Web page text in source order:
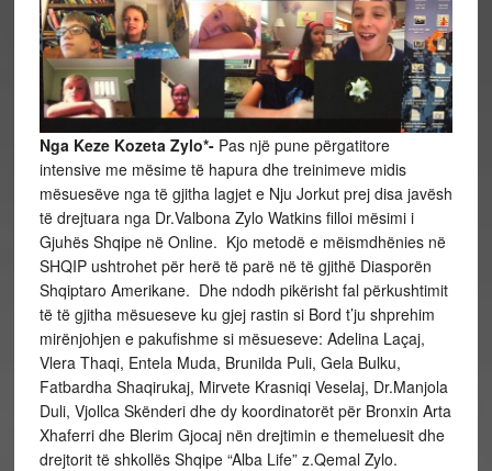
Nga Keze Kozeta Zylo*- Pas një pune përgatitore
intensive me mësime të hapura dhe treinimeve midis
mësuesëve nga të gjitha lagjet e Nju Jorkut prej disa javësh
të drejtuara nga Dr.Valbona Zylo Watkins filloi mësimi i
Gjuhës Shqipe në Online. Kjo metodë e mëismdhënies në
SHQIP ushtrohet për herë të parë në të gjithë Diasporën
Shqiptaro Amerikane. Dhe ndodh pikërisht fal përkushtimit
të të gjitha mësueseve ku gjej rastin si Bord t’ju shprehim
mirënjohjen e pakufishme si mësueseve: Adelina Laçaj,
Vlera Thaqi, Entela Muda, Brunilda Puli, Gela Bulku,
Fatbardha Shaqirukaj, Mirvete Krasniqi Veselaj, Dr.Manjola
Duli, Vjollca Skënderi dhe dy koordinatorët për Bronxin Arta
Xhaferri dhe Blerim Gjocaj nën drejtimin e themeluesit dhe
drejtorit të shkollës Shqipe “Alba Life” z.Qemal Zylo.